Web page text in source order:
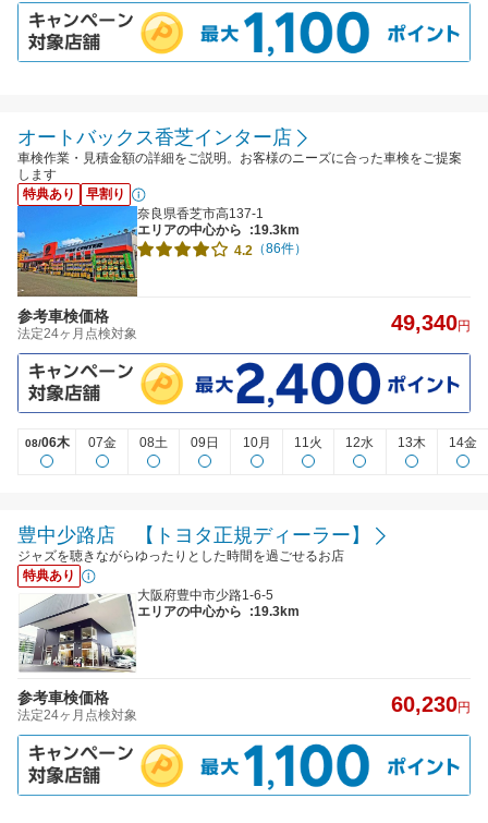
オートバックス香芝インター店
車検作業・見積金額の詳細をご説明。お客様のニーズに合った車検をご提案
します
特典あり
早割り
奈良県香芝市高137-1
エリアの中心から
:19.3km
4.2 （86件）
参考車検価格
法定24ヶ月点検対象 49,340円
08/06木 07金 08土 09日 10月 11火 12水 13木 14金
豊中少路店 【トヨタ正規ディーラー】
ジャズを聴きながらゆったりとした時間を過ごせるお店
特典あり
大阪府豊中市少路1-6-5
エリアの中心から
:19.3km
参考車検価格
法定24ヶ月点検対象 60,230円